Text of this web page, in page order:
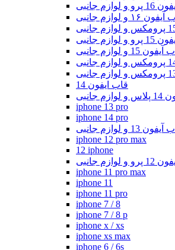
لوازم جانبی
۱۶ و لوازم جانبی
لوازم جانبی
15 و لوازم جانبی
قاب ایفون 14
جانبی
iphone 13 pro
iphone 14 pro
13 و لوازم جانبی
iphone 12 pro max
12 iphone
لوازم جانبی
iphone 11 pro max
iphone 11
iphone 11 pro
iphone 7 / 8
iphone 7 / 8 p
iphone x / xs
iphone xs max
iphone 6 / 6s